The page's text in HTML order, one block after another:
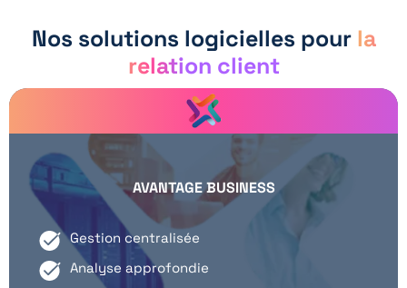
Nos solutions logicielles pour la
relation client
AVANTAGE BUSINESS
Gestion centralisée
Analyse approfondie